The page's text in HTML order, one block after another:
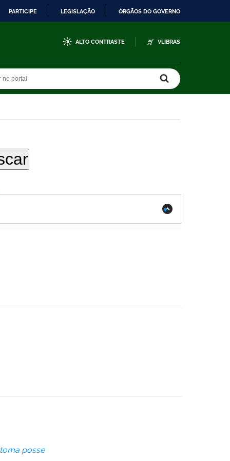
PARTICIPE LEGISLAÇÃO ÓRGÃOS DO GOVERNO
ALTO CONTRASTE VLIBRAS
posse